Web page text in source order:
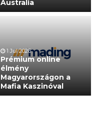
Australia
1 Jul 2026
Prémium online
élmény
Magyarországon a
Mafia Kaszinóval